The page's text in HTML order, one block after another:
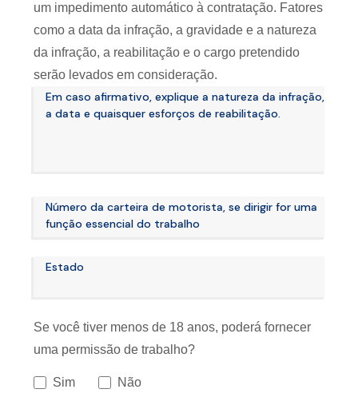
um impedimento automático à contratação. Fatores
como a data da infração, a gravidade e a natureza
da infração, a reabilitação e o cargo pretendido
serão levados em consideração.
Em caso afirmativo, explique a natureza da infração,
a data e quaisquer esforços de reabilitação.
Número da carteira de motorista, se dirigir for uma
função essencial do trabalho
Estado
Se você tiver menos de 18 anos, poderá fornecer
uma permissão de trabalho?
Sim Não